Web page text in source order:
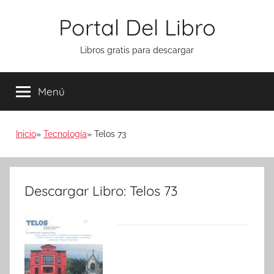
Portal Del Libro
Libros gratis para descargar
Menú
Inicio Tecnología Telos 73
Descargar Libro: Telos 73